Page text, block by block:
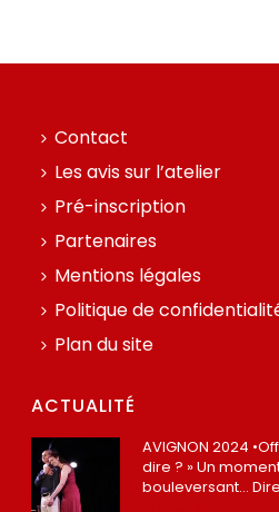
Contact
Les avis sur l’atelier
Pré-inscription
Partenaires
Mentions légales
Politique de
Plan du site
ACTUALITÉ
AVIGNON 2024
dire ? » Un
bouleversant…